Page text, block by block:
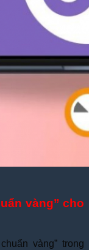
vàng” cho
vàng” trong